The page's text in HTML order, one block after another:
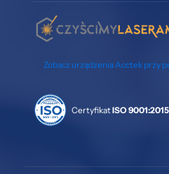
Zobacz urządzenia Acctek przy
CertyfikatISO 9001:2015